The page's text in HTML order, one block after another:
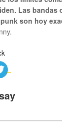
Las bandas
son hoy